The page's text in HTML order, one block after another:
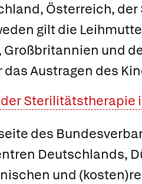
Österreich, der
gilt die
und
Austragen des
Sterilitätstherapie
des
Deutschlands,
und